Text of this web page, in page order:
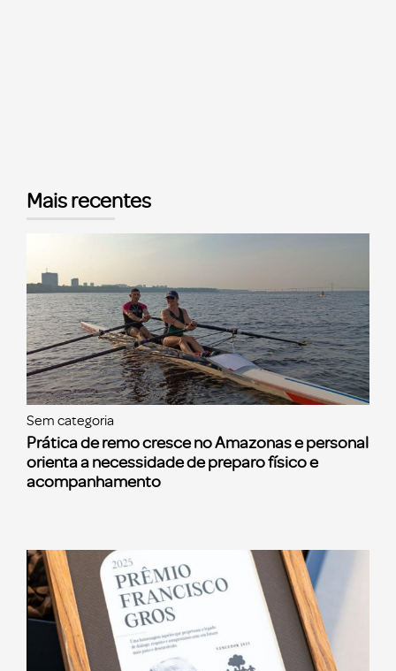
Mais recentes
Sem categoria
Prática de remo cresce no Amazonas e personal
orienta a necessidade de preparo físico e
acompanhamento